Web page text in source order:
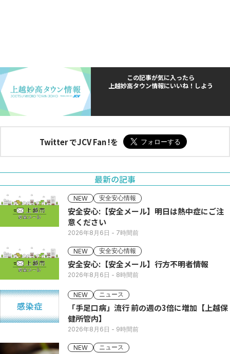
この記事が気に入ったら
上越妙高タウン情報にいいね！しよう
Twitter でJCV Fan !を
最新の記事
NEW 安全安心情報
安全安心:【安全メール】明日は熱中症にご注
意ください
2026年8月6日 - 7時間前
NEW 安全安心情報
安全安心:【安全メール】行方不明者情報
2026年8月6日 - 8時間前
NEW ニュース
「手足口病」流行 前の週の3倍に増加【上越保
健所管内】
2026年8月6日 - 9時間前
NEW ニュース